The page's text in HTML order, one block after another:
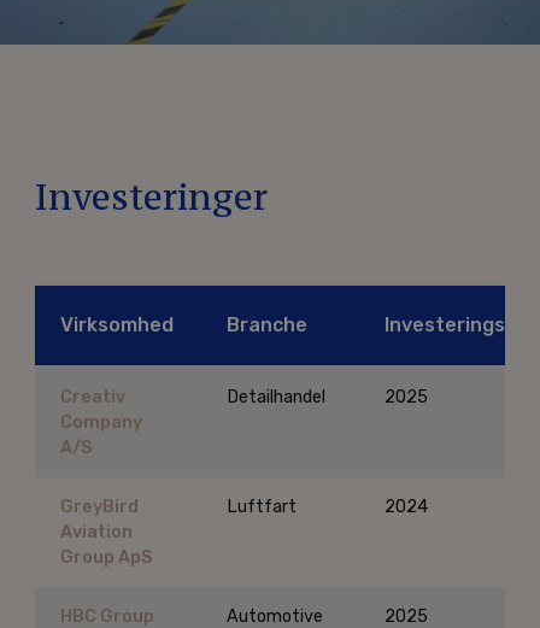
Investeringer
Virksomhed Branche Investeringsår
Creativ
Company
A/S
Detailhandel 2025
GreyBird
Aviation
Group ApS
Luftfart 2024
HBC Group
Automotive 2025